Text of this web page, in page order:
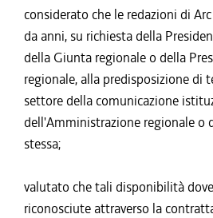
considerato che le redazioni di
da anni, su richiesta della
della Giunta regionale o della
regionale, alla predisposizione di
settore della comunicazione
dell'Amministrazione regionale o
stessa;
valutato che tali disponibilità
riconosciute attraverso la